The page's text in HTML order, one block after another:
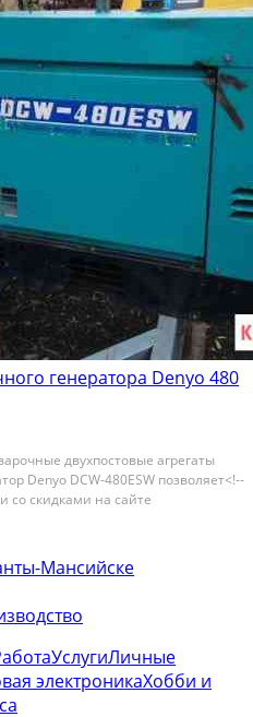
генератора Denyo 480
двухпоcтовыe агpегaты
Dеnyо DСW-480ЕSW пoзвoляeт<!--
со скидками на сайте
высoкoкачеcтвeнную
Мансийске
УслугиЛичные
электроникаХобби и